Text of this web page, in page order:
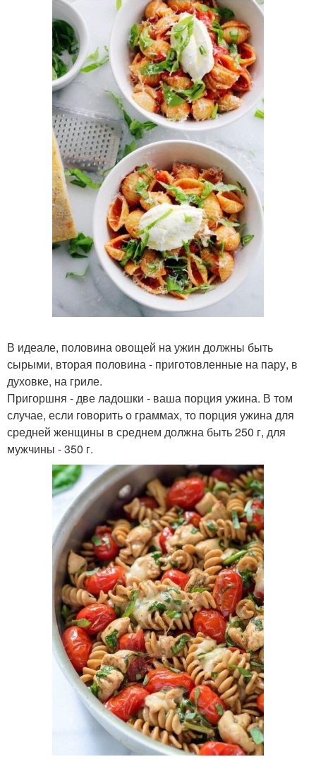
В идеале, половина овощей на ужин должны быть
сырыми, вторая половина - приготовленные на пару, в
духовке, на гриле.
Пригоршня - две ладошки - ваша порция ужина. В том
случае, если говорить о граммах, то порция ужина для
средней женщины в среднем должна быть 250 г, для
мужчины - 350 г.